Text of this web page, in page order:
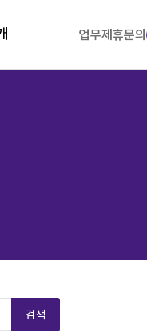
업무제휴문의
검색